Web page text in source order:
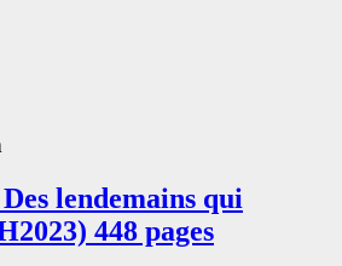
lendemains qui
448 pages